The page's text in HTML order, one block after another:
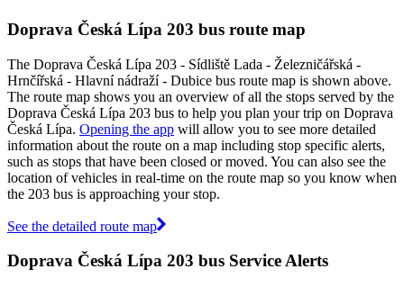
Doprava Česká Lípa 203 bus route map
The Doprava Česká Lípa 203 - Sídliště Lada - Železničářská -
Hrnčířská - Hlavní nádraží - Dubice bus route map is shown above.
The route map shows you an overview of all the stops served by the
Doprava Česká Lípa 203 bus to help you plan your trip on Doprava
Česká Lípa. Opening the app will allow you to see more detailed
information about the route on a map including stop specific alerts,
such as stops that have been closed or moved. You can also see the
location of vehicles in real-time on the route map so you know when
the 203 bus is approaching your stop.
See the detailed route map
Doprava Česká Lípa 203 bus Service Alerts